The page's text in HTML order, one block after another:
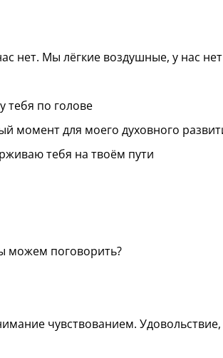
нет. Мы лёгкие воздушные, у нас
тебя по голове
момент для моего духовного
тебя на твоём пути
можем поговорить?
чувствованием. Удовольствие,